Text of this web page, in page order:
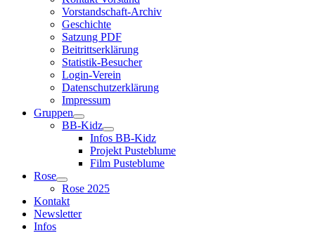
Vorstandschaft-Archiv
Geschichte
Satzung PDF
Beitrittserklärung
Statistik-Besucher
Login-Verein
Datenschutzerklärung
Impressum
Gruppen
BB-Kidz
Infos BB-Kidz
Projekt Pusteblume
Film Pusteblume
Rose
Rose 2025
Kontakt
Newsletter
Infos